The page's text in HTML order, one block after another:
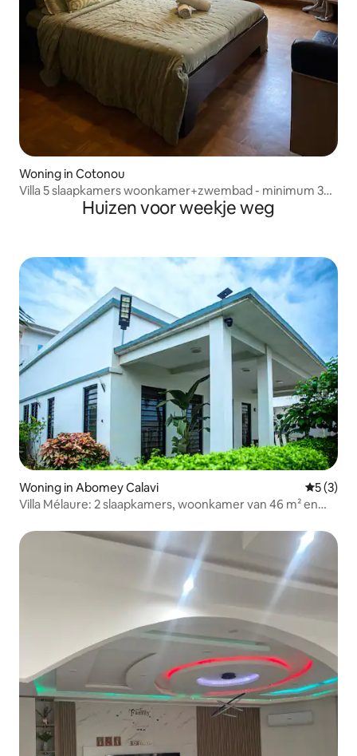
Woning in Cotonou
Villa 5 slaapkamers woonkamer+zwembad - minimum 3
Huizen voor weekje weg
Woning in Abomey Calavi
5 (3)
Villa Mélaure: 2 slaapkamers, woonkamer van 46 m² en